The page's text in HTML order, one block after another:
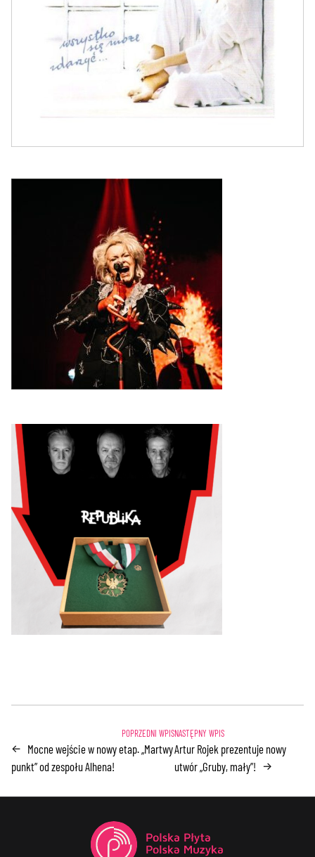
← Mocne wejście w nowy etap. „Martwy
punkt” od zespołu Alhena!
Artur Rojek prezentuje nowy
utwór „Gruby, mały”! →